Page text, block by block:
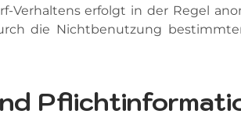
Verhaltens erfolgt in der Regel
die Nichtbenutzung